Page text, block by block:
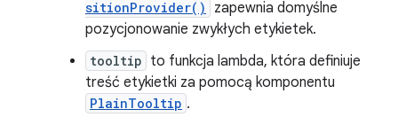
sitionProvider()
zapewnia domyślne
pozycjonowanie zwykłych etykietek.
tooltip to funkcja lambda, która definiuje
treść etykietki za pomocą komponentu
PlainTooltip .